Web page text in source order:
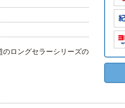
ロングセラーシリーズの